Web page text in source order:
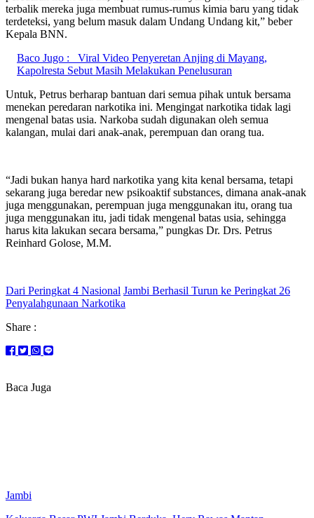
terbalik mereka juga membuat rumus-rumus kimia baru yang tidak
terdeteksi, yang belum masuk dalam Undang Undang kit,” beber
Kepala BNN.
Baco Jugo :
Viral Video Penyeretan Anjing di Mayang,
Kapolresta Sebut Masih Melakukan Penelusuran
Untuk, Petrus berharap bantuan dari semua pihak untuk bersama
menekan peredaran narkotika ini. Mengingat narkotika tidak lagi
mengenal batas usia. Narkoba sudah digunakan oleh semua
kalangan, mulai dari anak-anak, perempuan dan orang tua.
“Jadi bukan hanya hard narkotika yang kita kenal bersama, tetapi
sekarang juga beredar new psikoaktif substances, dimana anak-anak
juga menggunakan, perempuan juga menggunakan itu, orang tua
juga menggunakan itu, jadi tidak mengenal batas usia, sehingga
harus kita lakukan secara bersama,” pungkas Dr. Drs. Petrus
Reinhard Golose, M.M.
Dari Peringkat 4 Nasional Jambi Berhasil Turun ke Peringkat 26
Penyalahgunaan Narkotika
Share :
Baca Juga
Jambi